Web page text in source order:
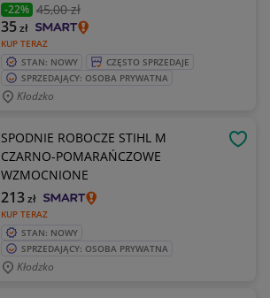
-22% 45,00 zł
KUP TERAZ
35zł
STAN: NOWY
CZĘSTO SPRZEDAJE
SPRZEDAJĄCY: OSOBA PRYWATNA
Kłodzko
SPODNIE ROBOCZE STIHL M
CZARNO-POMARAŃCZOWE
WZMOCNIONE
KUP TERAZ
213zł
STAN: NOWY
SPRZEDAJĄCY: OSOBA PRYWATNA
Kłodzko